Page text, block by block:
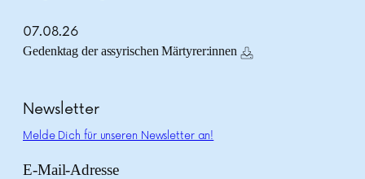
07.08.26
Gedenktag der assyrischen Märtyrer:innen
Newsletter
Melde Dich für unseren Newsletter an!
E-Mail-Adresse